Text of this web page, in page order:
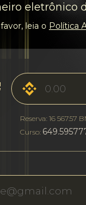
eletrônico
leia o Política
Reserva: 16 567.57
Curso: